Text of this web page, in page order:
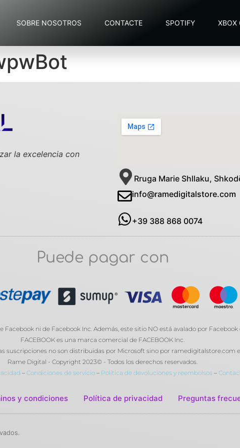
SOBRE NOSOTROS CONTACTE SPOTIFY XBOX
la excelencia con
Rruga Marie Shllaku,
info@ramedigitalstore.com
+39 388 868 0074
Puede pagar con
Facebook ni de Facebook Inc. Además, este sitio NO está avalado por
FACEBOOK es una marca comercial de FACEBOOK Inc.
suscripciones no son distribuidas por Microsoft sino por ramedigitalstore.com
Rame Digital - Copyright 2023© - Todos los derechos reservados.
– Condiciones de servicio– Política de devoluciones y reembolsos–
y condiciones Política de privacidad Preguntas